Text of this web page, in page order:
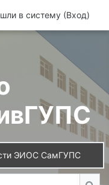
в систему (Вход)
ЭИОС СамГУПС